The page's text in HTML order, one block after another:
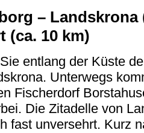
– Landskrona
(ca. 10 km)
entlang der Küste
Unterwegs
Fischerdorf
Die Zitadelle von
fast unversehrt. Kurz